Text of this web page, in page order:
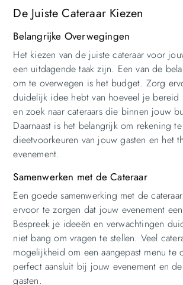
De Juiste Cateraar Kiezen
Belangrijke Overwegingen
Het kiezen van de juiste cateraar voor
een uitdagende taak zijn. Een van de
om te overwegen is het budget. Zorg
duidelijk idee hebt van hoeveel je bereid
en zoek naar cateraars die binnen jouw
Daarnaast is het belangrijk om rekening
dieetvoorkeuren van jouw gasten en het
evenement.
Samenwerken met de Cateraar
Een goede samenwerking met de
ervoor te zorgen dat jouw evenement
Bespreek je ideeën en verwachtingen
niet bang om vragen te stellen. Veel
mogelijkheid om een aangepast menu te
perfect aansluit bij jouw evenement en
gasten.